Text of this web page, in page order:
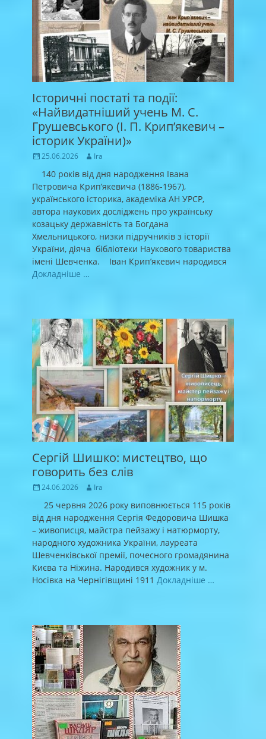
Історичні постаті та події:
«Найвидатніший учень М. С.
Грушевського (І. П. Крип’якевич –
історик України)»
Posted
25.06.2026 Author
Ira
140 років від дня народження Івана
Петровича Крип’якевича (1886-1967),
українського історика, академіка АН УРСР,
автора наукових досліджень про українську
козацьку державність та Богдана
Хмельницького, низки підручників з історії
України, діяча бібліотеки Наукового товариства
імені Шевченка. Іван Крип’якевич народився
Докладніше …
Сергій Шишко: мистецтво, що
говорить без слів
Posted
24.06.2026 Author
Ira
25 червня 2026 року виповнюється 115 років
від дня народження Сергія Федоровича Шишка
– живописця, майстра пейзажу і натюрморту,
народного художника України, лауреата
Шевченківської премії, почесного громадянина
Києва та Ніжина. Народився художник у м.
Носівка на Чернігівщині 1911 Докладніше …